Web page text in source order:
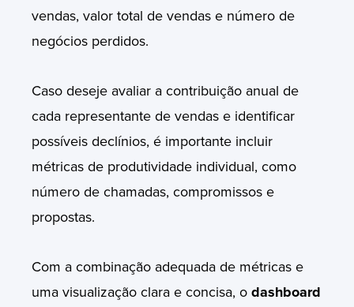
vendas, valor total de vendas e número de
negócios perdidos.
Caso deseje avaliar a contribuição anual de
cada representante de vendas e identificar
possíveis declínios, é importante incluir
métricas de produtividade individual, como
número de chamadas, compromissos e
propostas.
Com a combinação adequada de métricas e
uma visualização clara e concisa, o dashboard